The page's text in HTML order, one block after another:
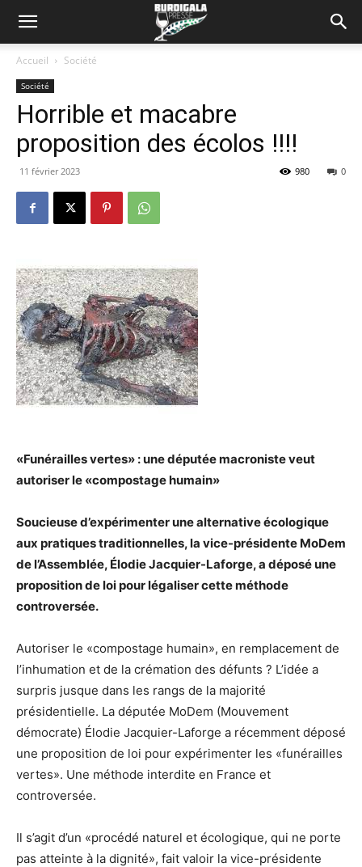
Accueil Société
Société
Horrible et macabre
proposition des écolos !!!!
11 février 2023 0
980
«Funérailles vertes» : une députée macroniste veut
autoriser le «compostage humain»
Soucieuse d’expérimenter une alternative écologique
aux pratiques traditionnelles, la vice-présidente MoDem
de l’Assemblée, Élodie Jacquier-Laforge, a déposé une
proposition de loi pour légaliser cette méthode
controversée.
Autoriser le «compostage humain», en remplacement de
l’inhumation et de la crémation des défunts ? L’idée a
surpris jusque dans les rangs de la majorité
présidentielle. La députée MoDem (Mouvement
démocrate) Élodie Jacquier-Laforge a récemment déposé
une proposition de loi pour expérimenter les «funérailles
vertes». Une méthode interdite en France et
controversée.
Il s’agit d’un «procédé naturel et écologique, qui ne porte
pas atteinte à la dignité», fait valoir la vice-présidente